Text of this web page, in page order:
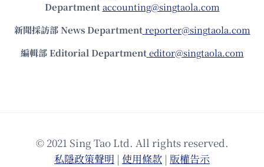
Department accounting@singtaola.com
新聞採訪部 News Department reporter@singtaola.com
編輯部 Editorial Department editor@singtaola.com
© 2021 Sing Tao Ltd. All rights reserved.
私隱政策聲明 | 使⽤條款 | 版權告⽰